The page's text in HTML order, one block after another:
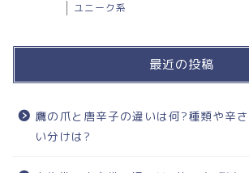
ユニーク系
最近の投稿
鷹の爪と唐辛子の違いは何?種類や辛
い分けは?